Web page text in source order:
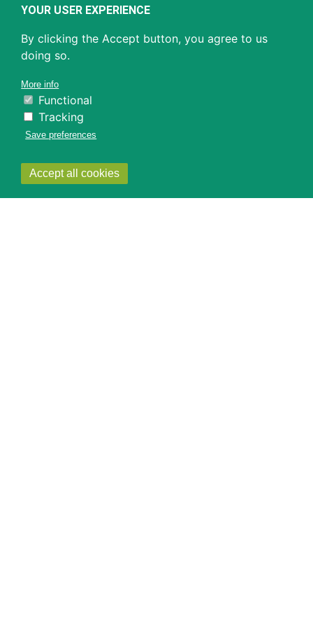
YOUR USER EXPERIENCE
By clicking the Accept button, you agree to us
doing so.
More info
Functional
Tracking
Save preferences
Accept all cookies